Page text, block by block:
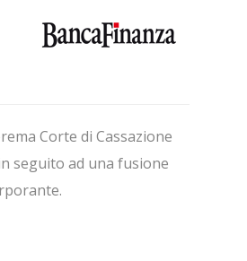
Corte di Cassazione
seguito ad una fusione